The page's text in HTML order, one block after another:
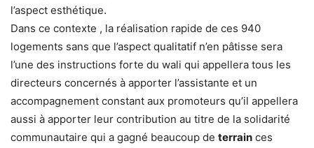
l’aspect esthétique.
Dans ce contexte , la réalisation rapide de ces 940
logements sans que l’aspect qualitatif n’en pâtisse sera
l’une des instructions forte du wali qui appellera tous les
directeurs concernés à apporter l’assistante et un
accompagnement constant aux promoteurs qu’il appellera
aussi à apporter leur contribution au titre de la solidarité
communautaire qui a gagné beaucoup de terrain ces